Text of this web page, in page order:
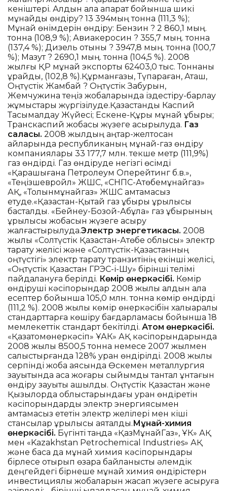
кеніштері. Алдын ала ақпарат бойынша шикі
мұнайды өндіру? 13 394мың тонна (111,3 %);
Мұнай өнімдерін өндіру: Бензин ? 2 860,1 мың.
тонна (108,9 %); Авиакеросин ? 355,7 мың. тонна
(137,4 %); Дизель отыны ? 3947,8 мың. тонна (100,7
%); Мазут ? 2690,1 мың. тонна (104,5 %). 2008
жылғы ҚР мұнай экспорты 62403,0 тыс. Тоннаны
құрайды, (102,8 %).Құрманғазы, Түпқараған, Аташ,
Оңтүстік Жамбай ? Оңтүстік Забурын,
Жемчужина теңіз жобаларында іздестіру-барлау
жұмыстары жүргізілуде.Қазақстандық Каспий
Тасымалдау Жүйесі; Ескене-Құрық мұнай құбыры;
Транскаспий жобасы жүзеге асырылуда. Газ
саласы. 2008 жылдың қаңтар-желтоқсан
айларында республиканың мұнай-газ өндіру
компаниялары 33 177,7 млн. текше метр (111,9%)
газ өндірді. Газ өндіруде негізгі өсімді
«Қарашығанақ Петролеум Оперейтинг б.в.»,
«Теңізшевройл» ЖШС, «СНПС-Ақтөбемұнайгаз»
АҚ, «Толқынмұнайгаз» ЖШС қамтамасыз
етуде.«Қазақстан-Қытай газ құбыры құрылысы
басталды. «Бейнеу-Бозой-Ақбұлақ» газ құбырының
құрылысы жобасын жүзеге асыру
жалғастырылуда.Электр энергетикасы. 2008
жылы «Солтүстік Қазақстан-Ақтөбе облысы» электр
тарату желісі және «Солтүстік-Қазақстанның
оңтүстігі» электр тарату транзитінің екінші желісі,
«Оңтүстік Қазақстан ГРЭС-і-Шу» бірінші телімі
пайдалануға берілді. Көмір өнеркәсібі. Көмір
өндіруші кәсіпорындар 2008 жылы алдын ала
есептер бойынша 105,0 млн. тонна көмір өндірді
(111,2 %). 2008 жылы көмір өнеркәсібін халықаралық
стандарттарға көшіру бағдарламасы бойынша 18
мемлекеттік стандарт бекітілді. Атом өнеркәсібі.
«Қазатомөнеркәсіп» ҰАК» АҚ кәсіпорындарында
2008 жылы 8500,5 тонна немесе 2007 жылмен
салыстырғанда 128% уран өндірілді. 2008 жылы
серпінді жоба аясында Өскемен металлургия
зауытында аса жоғары сыйымды тантал ұнтағын
өндіру зауыты ашылды. Оңтүстік Қазақстан және
Қызылорда облыстарындағы уран өндіретін
кәсіпорындарды электр энергиясымен
қамтамасыз ететін электр желілері мен кіші
стансылар құрылысы аяқталды.Мұнай-химия
өнеркәсібі. Бүгінті таңда «ҚазМұнайГаз», ҰК» АҚ
мен «Kazakhstan Petrochemical Industries» АҚ
және басқа да мұнай химия кәсіпорындары
бірлесе отырып өзара байланысты әлемдік
деңгейдегі бірнеше мұнай химия өндірістерн
инвестициялық жобаларын жасап жүзеге асыруға